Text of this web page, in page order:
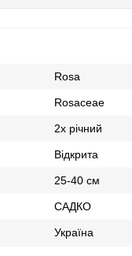
Rosa
Rosaceae
2х річний
Відкрита
25-40 см
САДКО
Україна